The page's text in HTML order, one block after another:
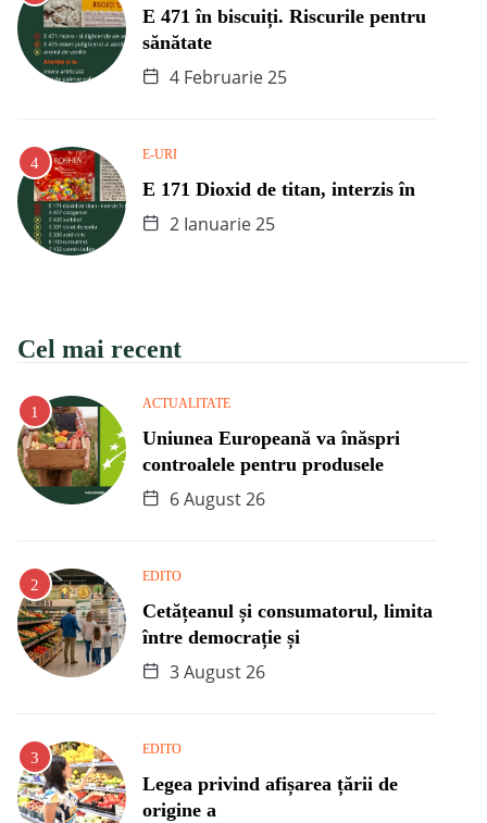
E 471 în biscuiți. Riscurile pentru
sănătate
4 Februarie 25
E-URI
E 171 Dioxid de titan, interzis în
2 Ianuarie 25
Cel mai recent
ACTUALITATE
Uniunea Europeană va înăspri
controalele pentru produsele
6 August 26
EDITO
Cetățeanul și consumatorul, limita
între democrație și
3 August 26
EDITO
Legea privind afișarea țării de
origine a